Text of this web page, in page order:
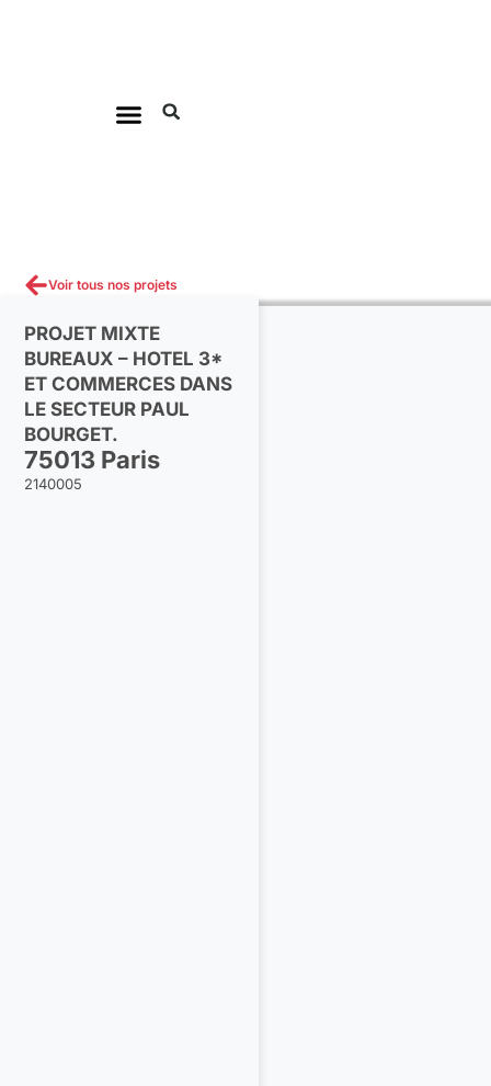
Voir tous nos projets
PROJET MIXTE
BUREAUX – HOTEL 3*
ET COMMERCES DANS
LE SECTEUR PAUL
BOURGET.
75013 Paris
2140005